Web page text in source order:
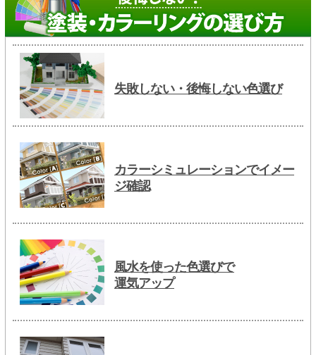
失敗しない・後悔しない色選び
カラーシミュレーションでイメー
ジ確認
風水を使った色選びで
運気アップ